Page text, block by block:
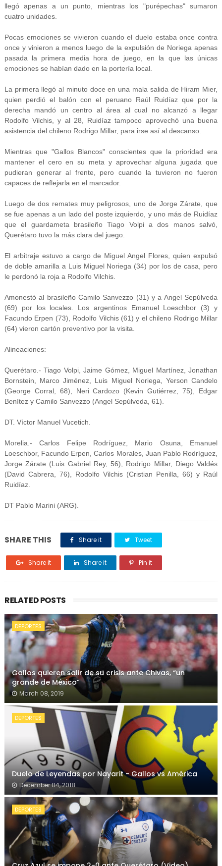
llegó apenas a un punto, mientras los "purépechas" sumaron
cuatro unidades.
Pocas emociones se vivieron cuando el duelo estaba once contra
once y vinieron a menos luego de la expulsión de Noriega apenas
pasada la primera media hora de juego, en la que las únicas
emociones se habían dado en la portería local.
La primera llegó al minuto doce en una mala salida de Hiram Mier,
quien perdió el balón con el peruano Raúl Ruidíaz que por la
derecha mandó un centro al área al cual no alcanzó a llegar
Rodolfo Vilchis, y al 28, Ruidíaz tampoco aprovechó una buena
asistencia del chileno Rodrigo Millar, para irse así al descanso.
Mientras que "Gallos Blancos" conscientes que la prioridad era
mantener el cero en su meta y aprovechar alguna jugada que
pudieran generar al frente, pero cuando la tuvieron no fueron
capaces de reflejarla en el marcador.
Luego de dos remates muy peligrosos, uno de Jorge Zárate, que
se fue apenas a un lado del poste izquierdo, y uno más de Ruidíaz
que el guardameta brasileño Tiago Volpi a dos manos salvó,
Querétaro tuvo la más clara del juego.
El arbitraje estuvo a cargo de Miguel Angel Flores, quien expulsó
de doble amarilla a Luis Miguel Noriega (34) por los de casa, pero
le perdonó la roja a Rodolfo Vilchis.
Amonestó al brasileño Camilo Sanvezzo (31) y a Angel Sepúlveda
(69) por los locales. Los argentinos Emanuel Loeschbor (3) y
Facundo Erpen (73), Rodolfo Vilchis (61) y el chileno Rodrigo Millar
(64) vieron cartón preventivo por la visita.
Alineaciones:
Querétaro.- Tiago Volpi, Jaime Gómez, Miguel Martínez, Jonathan
Bornstein, Marco Jiménez, Luis Miguel Noriega, Yerson Candelo
(George Corral, 68), Neri Cardozo (Kevin Gutiérrez, 75), Edgar
Benítez y Camilo Sanvezzo (Angel Sepúlveda, 61).
DT. Víctor Manuel Vucetich.
Morelia.- Carlos Felipe Rodríguez, Mario Osuna, Emanuel
Loeschbor, Facundo Erpen, Carlos Morales, Juan Pablo Rodríguez,
Jorge Zárate (Luis Gabriel Rey, 56), Rodrigo Millar, Diego Valdés
(David Cabrera, 76), Rodolfo Vilchis (Cristian Penilla, 66) y Raúl
Ruidíaz.
DT Pablo Marini (ARG).
SHARE THIS Share it Tweet
Share it Share it Pin it
RELATED POSTS
DEPORTES
Gallos quieren salir de su crisis ante Chivas, “un
grande de México”
March 08, 2019
DEPORTES
Duelo de Leyendas por Nayarit - Gallos vs América
December 04, 2018
DEPORTES